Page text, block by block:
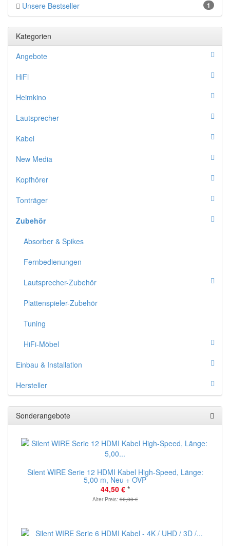
1
Unsere Bestseller
Kategorien
Angebote
HiFi
Heimkino
Lautsprecher
Kabel
New Media
Kopfhörer
Tonträger
Zubehör
Absorber & Spikes
Fernbedienungen
Lautsprecher-Zubehör
Plattenspieler-Zubehör
Tuning
HiFi-Möbel
Einbau & Installation
Hersteller
Sonderangebote
Silent WIRE Serie 12 HDMI Kabel High-Speed, Länge:
5,00 m, Neu + OVP
44,50 € *
Alter Preis:90,00 €